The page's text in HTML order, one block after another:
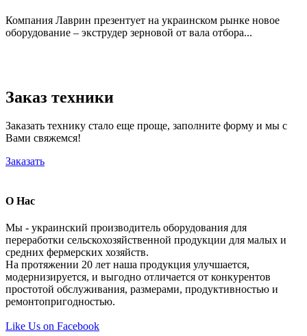
Компания Лаврин презентует на украинском рынке новое
оборудование – экструдер зерновой от вала отбора...
Заказ техники
Заказать технику стало еще проще, заполните форму и мы с
Вами свяжемся!
Заказать
О Нас
Мы - украинский производитель оборудования для
переработки сельскохозяйственной продукции для малых и
средних фермерских хозяйств.
На протяжении 20 лет наша продукция улучшается,
модернизируется, и выгодно отличается от конкурентов
простотой обслуживания, размерами, продуктивностью и
ремонтопригодностью.
Like Us on Facebook